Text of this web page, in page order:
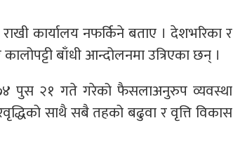
कार्यालय नफर्किने बताए । देशभरिका र
बाँधी आन्दोलनमा उत्रिएका छन् ।
पुस २१ गते गरेको फैसलाअनुरुप व्यवस्था
साथै सबै तहको बढुवा र वृत्ति विकास